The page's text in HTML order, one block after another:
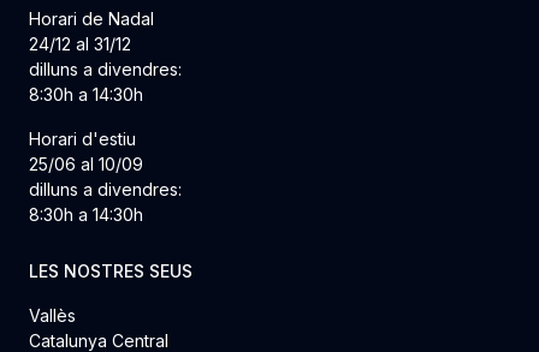
Horari de Nadal
24/12 al 31/12
dilluns a divendres:
8:30h a 14:30h
Horari d'estiu
25/06 al 10/09
dilluns a divendres:
8:30h a 14:30h
LES NOSTRES SEUS
Vallès
Catalunya Central